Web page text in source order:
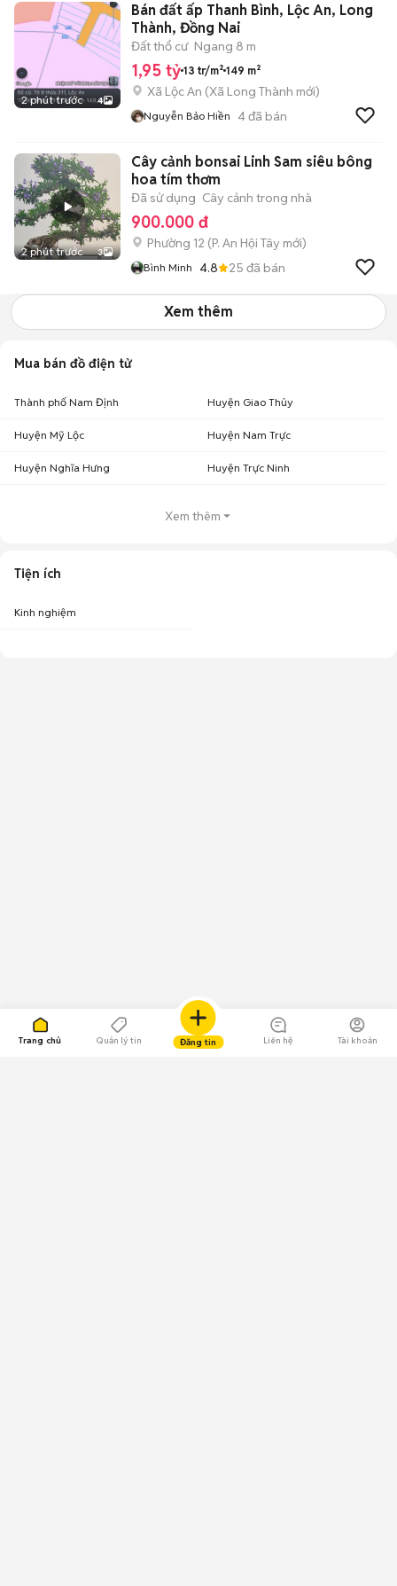
Trang chủ Quản lý tin Đăng tin Liên hệ Tài khoản
2 phút trước 4
Bán đất ấp Thanh Bình, Lộc An, Long
Thành, Đồng Nai
Đất thổ cư Ngang 8 m
1,95 tỷ 13 tr/m² 149 m²
Xã Lộc An (Xã Long Thành mới)
Nguyễn Bảo Hiền 4đã bán
2 phút trước 3
Cây cảnh bonsai Linh Sam siêu bông
hoa tím thơm
Đã sử dụng Cây cảnh trong nhà
900.000 đ
Phường 12 (P. An Hội Tây mới)
Bình Minh 4.8 25 đã bán
Xem thêm
Mua bán đồ điện tử
Thành phố Nam Định Huyện Giao Thủy
Huyện Mỹ Lộc Huyện Nam Trực
Huyện Nghĩa Hưng Huyện Trực Ninh
Xem thêm
Tiện ích
Kinh nghiệm